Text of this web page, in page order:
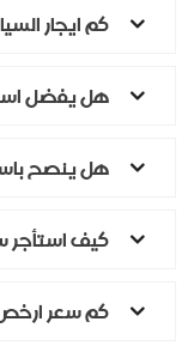
كم ايجار
هل يفضل
هل ينصح
كيف استأجر
كم سعر